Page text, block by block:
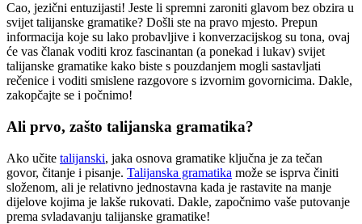
Cao, jezični entuzijasti! Jeste li spremni zaroniti glavom bez obzira u
svijet talijanske gramatike? Došli ste na pravo mjesto. Prepun
informacija koje su lako probavljive i konverzacijskog su tona, ovaj
će vas članak voditi kroz fascinantan (a ponekad i lukav) svijet
talijanske gramatike kako biste s pouzdanjem mogli sastavljati
rečenice i voditi smislene razgovore s izvornim govornicima. Dakle,
zakopčajte se i počnimo!
Ali prvo, zašto talijanska gramatika?
Ako učite talijanski, jaka osnova gramatike ključna je za tečan
govor, čitanje i pisanje. Talijanska gramatika može se isprva činiti
složenom, ali je relativno jednostavna kada je rastavite na manje
dijelove kojima je lakše rukovati. Dakle, započnimo vaše putovanje
prema svladavanju talijanske gramatike!